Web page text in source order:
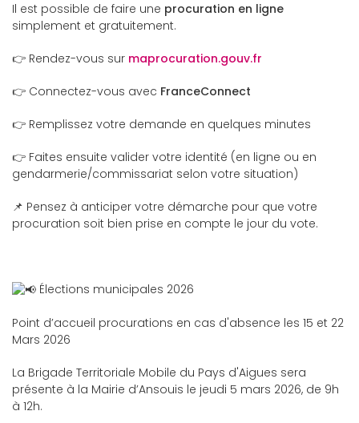
Il est possible de faire une procuration en ligne
simplement et gratuitement.
👉 Rendez-vous sur maprocuration.gouv.fr
👉 Connectez-vous avec FranceConnect
👉 Remplissez votre demande en quelques minutes
👉 Faites ensuite valider votre identité (en ligne ou en
gendarmerie/commissariat selon votre situation)
📌 Pensez à anticiper votre démarche pour que votre
procuration soit bien prise en compte le jour du vote.
Élections municipales 2026
Point d’accueil procurations en cas d'absence les 15 et 22
Mars 2026
La Brigade Territoriale Mobile du Pays d'Aigues sera
présente à la Mairie d’Ansouis le jeudi 5 mars 2026, de 9h
à 12h.